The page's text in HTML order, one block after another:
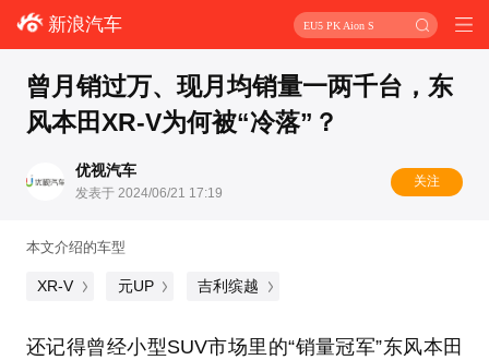
新浪汽车 EU5 PK Aion S
曾月销过万、现月均销量一两千台，东
风本田XR-V为何被“冷落”？
优视汽车
发表于 2024/06/21 17:19
关注
本文介绍的车型
XR-V 元UP 吉利缤越
还记得曾经小型SUV市场里的“销量冠军”东风本田